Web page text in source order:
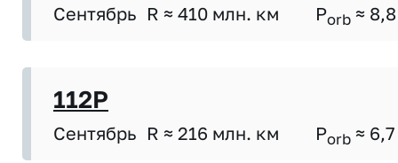
Сентябрь R ≈ 410 млн. км Porb ≈ 8,8
112P
Сентябрь R ≈ 216 млн. км Porb ≈ 6,7